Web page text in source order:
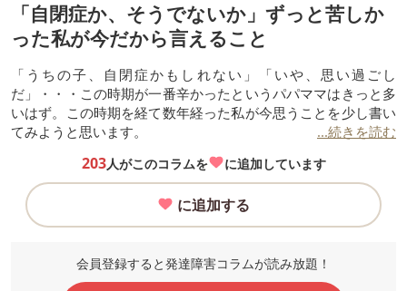
「自閉症か、そうでないか」ずっと苦しか
った私が今だから言えること
「うちの子、自閉症かもしれない」「いや、思い過ごし
だ」・・・この時期が一番辛かったというパパママはきっと多
いはず。この時期を経て数年経った私が今思うことを少し書い
てみようと思います。
...続きを読む
203人がこのコラムを に追加しています
に追加する
会員登録すると発達障害コラムが読み放題！